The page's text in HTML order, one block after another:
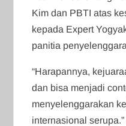
Kim dan PBTI atas
kepada Expert
panitia
“Harapannya,
dan bisa menjadi
menyelenggarakan
internasional